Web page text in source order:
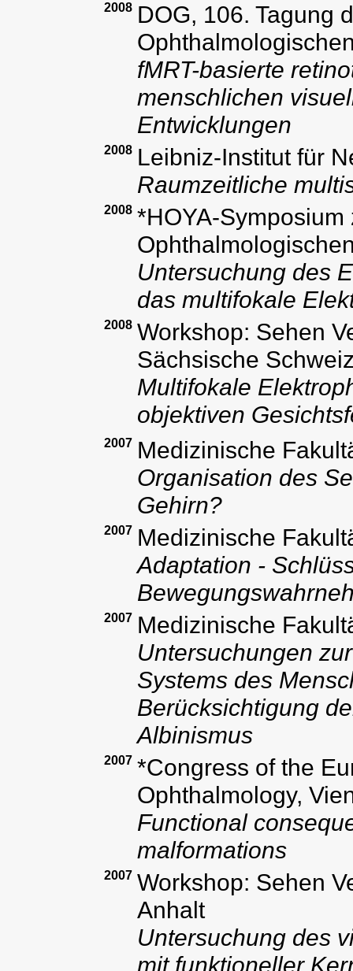
2008 DOG, 106. Tagung
fMRT-basierte
menschlichen
Entwicklungen
2008 Leibniz-Institut für
Raumzeitliche
2008 *HOYA-
Untersuchung des
das multifokale
2008 Workshop: Sehen
Sächsische
Multifokale
objektiven
2007 Medizinische
Organisation des
Gehirn?
2007 Medizinische
Adaptation -
2007 Medizinische
Untersuchungen
Systems des
Berücksichtigung
Albinismus
2007 *Congress of the
Ophthalmology,
Functional
malformations
2007 Workshop: Sehen
Anhalt
Untersuchung des
mit funktioneller